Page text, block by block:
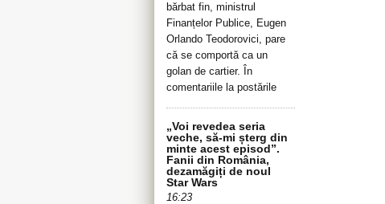
bărbat fin, ministrul
Finanțelor Publice, Eugen
Orlando Teodorovici, pare
că se comportă ca un
golan de cartier. În
comentariile la postările
„Voi revedea seria
veche, să-mi șterg din
minte acest episod”.
Fanii din România,
dezamăgiți de noul
Star Wars
16:23